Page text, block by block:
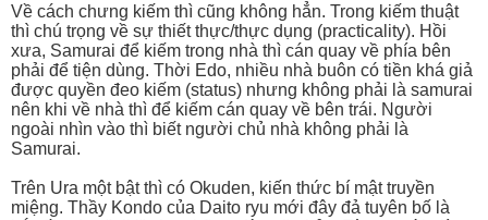
Về cách chưng kiếm thì cũng không hẳn. Trong kiếm thuật
thì chú trọng về sự thiết thực/thực dụng (practicality). Hồi
xưa, Samurai để kiếm trong nhà thì cán quay về phía bên
phải để tiện dùng. Thời Edo, nhiều nhà buôn có tiền khá giả
được quyền đeo kiếm (status) nhưng không phải là samurai
nên khi về nhà thì để kiếm cán quay về bên trái. Người
ngoài nhìn vào thì biết người chủ nhà không phải là
Samurai.
Trên Ura một bật thì có Okuden, kiến thức bí mật truyền
miệng. Thầy Kondo của Daito ryu mới đây đả tuyên bố là